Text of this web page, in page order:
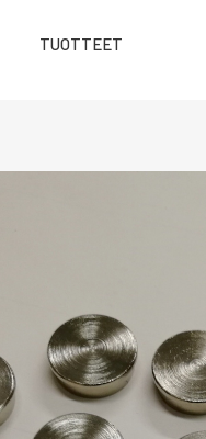
MainTUOTTEET